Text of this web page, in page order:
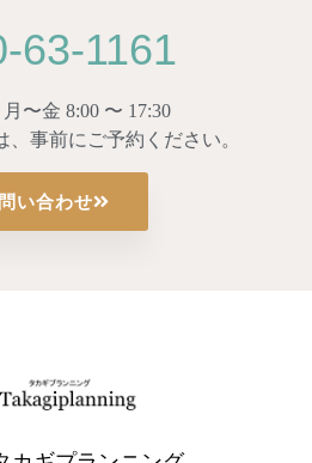
63-1161
〜金 8:00 〜 17:30
事前にご予約ください。
い合わせ